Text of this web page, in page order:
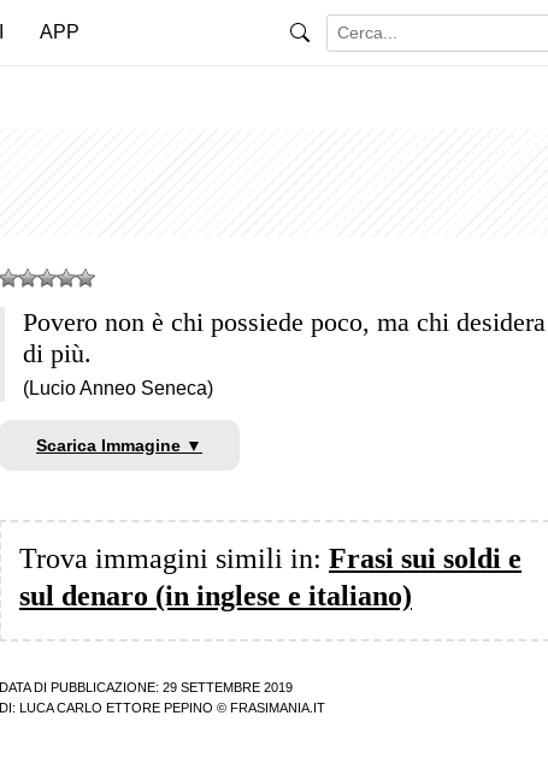
APP
Povero non è chi possiede poco, ma chi desidera
di più.
(Lucio Anneo Seneca)
Scarica Immagine ▼
Trova immagini simili in: Frasi sui soldi e
sul denaro (in inglese e italiano)
DATA DI PUBBLICAZIONE: 29 SETTEMBRE 2019
DI:
LUCA CARLO ETTORE PEPINO © FRASIMANIA.IT